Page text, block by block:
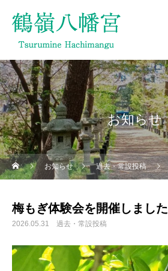
お知らせ
お知らせ 過去・常設投稿
梅もぎ体験会を開催しました
2026.05.31 過去・常設投稿